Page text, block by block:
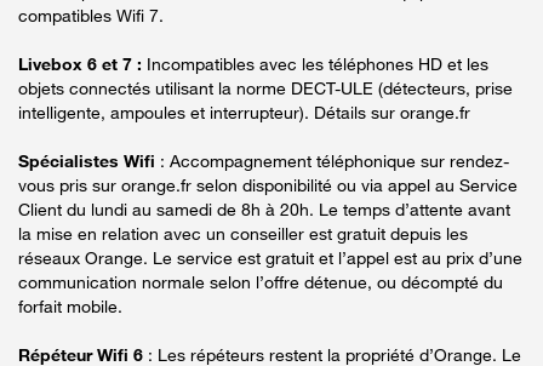
compatibles Wifi 7.
Livebox 6 et 7 : Incompatibles avec les téléphones HD et les
objets connectés utilisant la norme DECT-ULE (détecteurs, prise
intelligente, ampoules et interrupteur). Détails sur orange.fr
Spécialistes Wifi : Accompagnement téléphonique sur rendez-
vous pris sur orange.fr selon disponibilité ou via appel au Service
Client du lundi au samedi de 8h à 20h. Le temps d’attente avant
la mise en relation avec un conseiller est gratuit depuis les
réseaux Orange. Le service est gratuit et l’appel est au prix d’une
communication normale selon l’offre détenue, ou décompté du
forfait mobile.
Répéteur Wifi 6 : Les répéteurs restent la propriété d’Orange. Le